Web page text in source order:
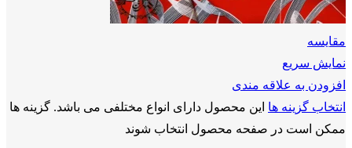
مقايسه
نمایش سریع
افزودن به علاقه مندی
انتخاب گزینه ها این محصول دارای انواع مختلفی می باشد. گزینه ها
ممکن است در صفحه محصول انتخاب شوند